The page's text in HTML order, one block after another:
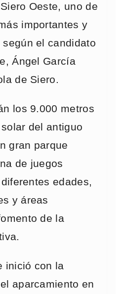
Oeste, uno de
importantes y
el candidato
Ángel García
de Siero.
los 9.000 metros
del antiguo
gran parque
de juegos
edades,
y áreas
de la
inició con la
aparcamiento en